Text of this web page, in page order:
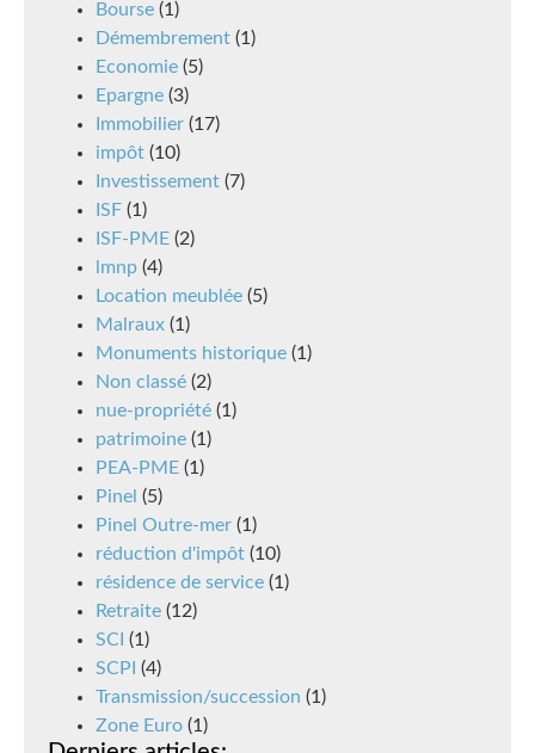
Bourse (1)
Démembrement (1)
Economie (5)
Epargne (3)
Immobilier (17)
impôt (10)
Investissement (7)
ISF (1)
ISF-PME (2)
lmnp (4)
Location meublée (5)
Malraux (1)
Monuments historique (1)
Non classé (2)
nue-propriété (1)
patrimoine (1)
PEA-PME (1)
Pinel (5)
Pinel Outre-mer (1)
réduction d'impôt (10)
résidence de service (1)
Retraite (12)
SCI (1)
SCPI (4)
Transmission/succession (1)
Zone Euro (1)